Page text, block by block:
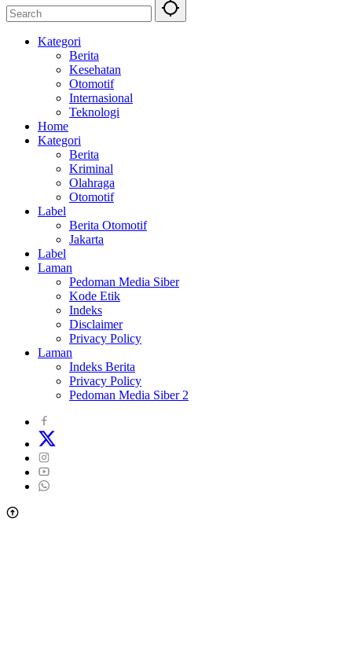
Kategori
Berita
Kesehatan
Otomotif
Internasional
Teknologi
Home
Kategori
Berita
Kriminal
Olahraga
Otomotif
Label
Berita Otomotif
Jakarta
Label
Laman
Pedoman Media Siber
Kode Etik
Indeks
Disclaimer
Privacy Policy
Laman
Indeks Berita
Privacy Policy
Pedoman Media Siber 2